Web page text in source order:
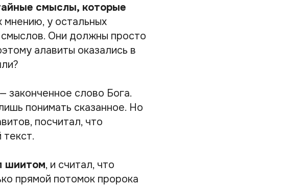
смыслы, которые
мнению, у остальных
Они должны просто
алавиты оказались в
законченное слово Бога.
понимать сказанное. Но
посчитал, что
шиитом, и считал, что
прямой потомок пророка